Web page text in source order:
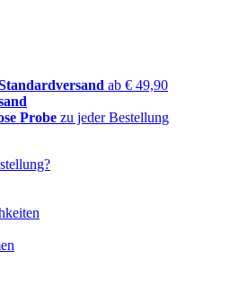
ab € 49,90
Probe zu jeder Bestellung